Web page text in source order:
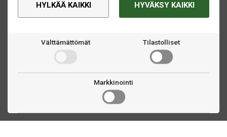
HYLKÄÄ KAIKKI HYVÄKSY KAIKKI
Välttämättömät Tilastolliset
Markkinointi